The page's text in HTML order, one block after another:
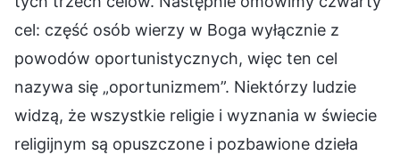
cel: część osób wierzy w Boga wyłącznie z
powodów oportunistycznych, więc ten cel
nazywa się „oportunizmem”. Niektórzy ludzie
widzą, że wszystkie religie i wyznania w świecie
religijnym są opuszczone i pozbawione dzieła